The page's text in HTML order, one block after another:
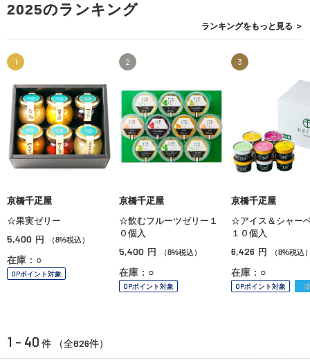
2025のランキング
ランキングをもっと見る ＞
1
京橋千疋屋
☆果実ゼリー
5,400 円 （8%税込）
在庫：○
OPポイント対象
2
京橋千疋屋
☆飲むフルーツゼリー１
０個入
5,400 円 （8%税込）
在庫：○
OPポイント対象
3
京橋千疋屋
☆アイス＆シャー
１０個入
6,426 円 （8%税込
在庫：○
OPポイント対象
1 - 40 件 （全826件）